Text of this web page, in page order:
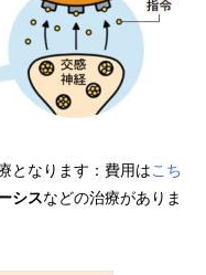
となります：費用はこち
シスなどの治療がありま